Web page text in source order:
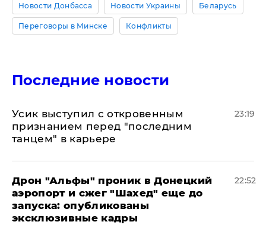
Новости Донбасса Новости Украины Беларусь
Переговоры в Минске Конфликты
Последние новости
Усик выступил с откровенным
признанием перед "последним
танцем" в карьере
23:19
Дрон "Альфы" проник в Донецкий
аэропорт и сжег "Шахед" еще до
запуска: опубликованы
эксклюзивные кадры
22:52